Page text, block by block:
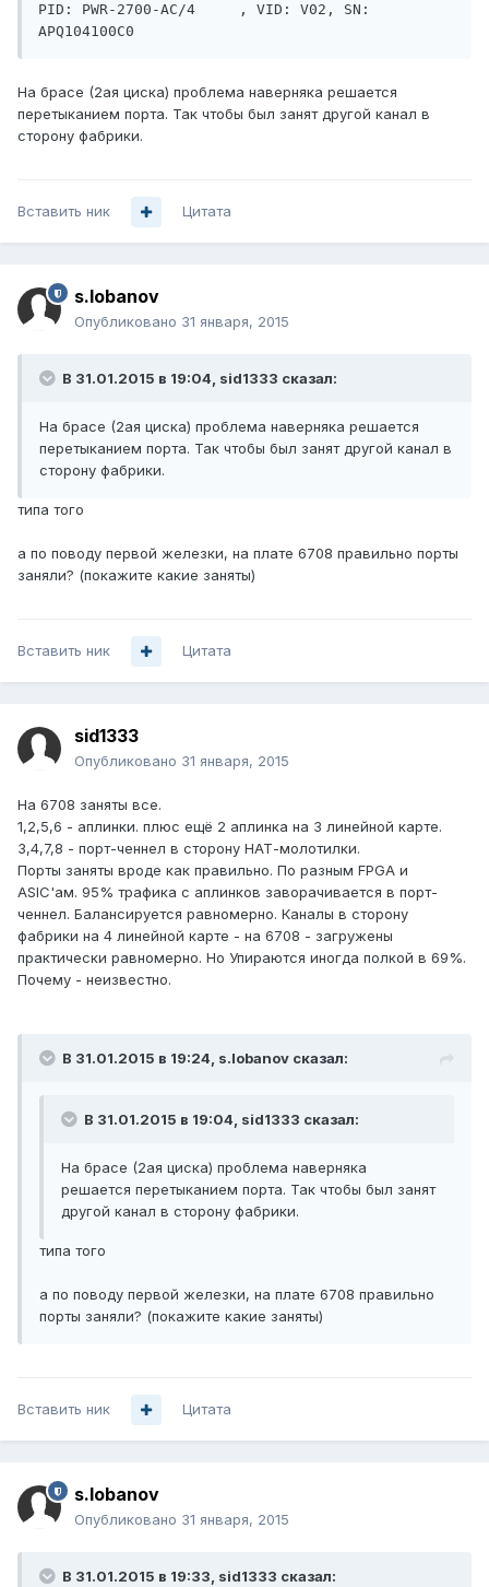
PID: PWR-2700-AC/4     , VID: V02, SN:
На брасе (2ая циска) проблема наверняка решается
перетыканием порта. Так чтобы был занят другой канал в
сторону фабрики.
Вставить ник Цитата
s.lobanov
Опубликовано 31 января, 2015
В 31.01.2015 в 19:04, sid1333 сказал:
На брасе (2ая циска) проблема наверняка решается
перетыканием порта. Так чтобы был занят другой канал в
сторону фабрики.
типа того
а по поводу первой железки, на плате 6708 правильно порты
заняли? (покажите какие заняты)
Вставить ник Цитата
sid1333
Опубликовано 31 января, 2015
На 6708 заняты все.
1,2,5,6 - аплинки. плюс ещё 2 аплинка на 3 линейной карте.
3,4,7,8 - порт-ченнел в сторону НАТ-молотилки.
Порты заняты вроде как правильно. По разным FPGA и
ASIC'ам. 95% трафика с аплинков заворачивается в порт-
ченнел. Балансируется равномерно. Каналы в сторону
фабрики на 4 линейной карте - на 6708 - загружены
практически равномерно. Но Упираются иногда полкой в 69%.
Почему - неизвестно.
В 31.01.2015 в 19:24, s.lobanov сказал:
В 31.01.2015 в 19:04, sid1333 сказал:
На брасе (2ая циска) проблема наверняка
решается перетыканием порта. Так чтобы был занят
другой канал в сторону фабрики.
типа того
а по поводу первой железки, на плате 6708 правильно
порты заняли? (покажите какие заняты)
Вставить ник Цитата
s.lobanov
Опубликовано 31 января, 2015
В 31.01.2015 в 19:33, sid1333 сказал: